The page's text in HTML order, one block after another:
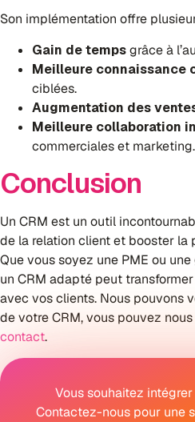
Son implémentation offre
Gain de tempsgrâce à
Meilleure connaissance
ciblées.
Augmentation des
Meilleure collaboration
commerciales et marketing.
Conclusion
Un CRM est un outil
de la relation client et booster la
Que vous soyez une PME ou
un CRM adapté peut
avec vos clients. Nous pouvons
de votre CRM, vous pouvez nous
contact.
Vous souhaitez
Contactez-nous pour une